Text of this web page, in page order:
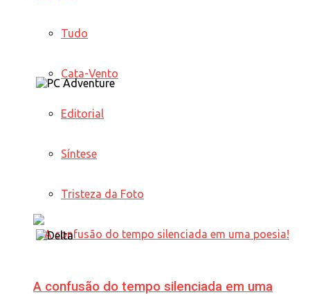
Tudo
Cata-Vento
Editorial
Síntese
Tristeza da Foto
A confusão do tempo silenciada em uma